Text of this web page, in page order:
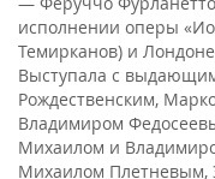
исполнении оперы
Темирканов) и
Выступала с
Рождественским,
Владимиром
Михаилом и
Михаилом Плетневым,